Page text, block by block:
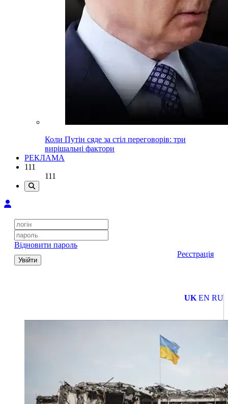
Коли Путін сяде за стіл переговорів: три
вирішальні фактори
РЕКЛАМА
111
111
Відновити пароль
Увійти
Реєстрація
UK EN RU